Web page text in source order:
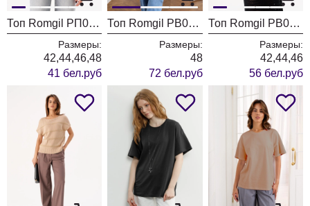
Топ Romgil РП0058-ВИ4 белый, жемчужный серый
Размеры:
42,44,46,48
41 бел.руб
Топ Romgil РВ0213-ХЛ4 белый
Размеры:
48
72 бел.руб
Топ Romgil РВ0209-ХЛ4 черный
Размеры:
42,44,46
56 бел.руб